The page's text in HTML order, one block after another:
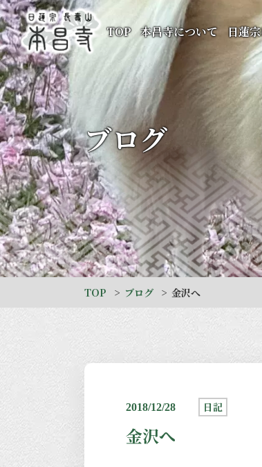
TOP 本昌寺について 日蓮
ブログ
TOP ブログ 金沢へ
2018/12/28 日記
金沢へ